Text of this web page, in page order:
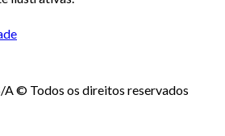
A © Todos os direitos reservados